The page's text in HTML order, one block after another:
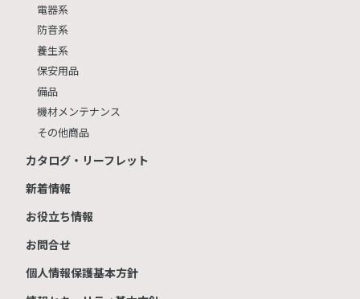
電器系
防音系
養生系
保安用品
備品
機材メンテナンス
その他商品
カタログ・リーフレット
新着情報
お役立ち情報
お問合せ
個人情報保護基本方針